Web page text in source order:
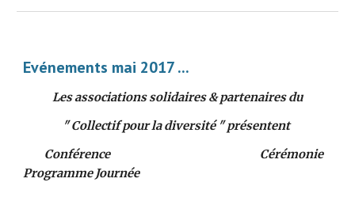
Evénements mai 2017 ...
Les associations solidaires & partenaires du
" Collectif pour la diversité " présentent
Programme Journée